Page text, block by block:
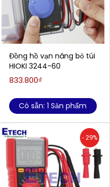
Đồng hồ vạn năng bỏ túi
HIOKI 3244-60
833.800₫
Có sẵn: 1 Sản phẩm
- 29%